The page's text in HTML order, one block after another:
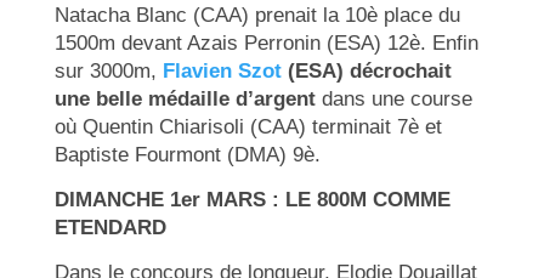
Natacha Blanc (CAA) prenait la 10è place du
1500m devant Azais Perronin (ESA) 12è. Enfin
sur 3000m, Flavien Szot(ESA) décrochait
une belle médaille d’argentdans une course
où Quentin Chiarisoli (CAA) terminait 7è et
Baptiste Fourmont (DMA) 9è.
DIMANCHE 1er MARS : LE 800M COMME
ETENDARD
Dans le concours de longueur, Elodie Douaillat